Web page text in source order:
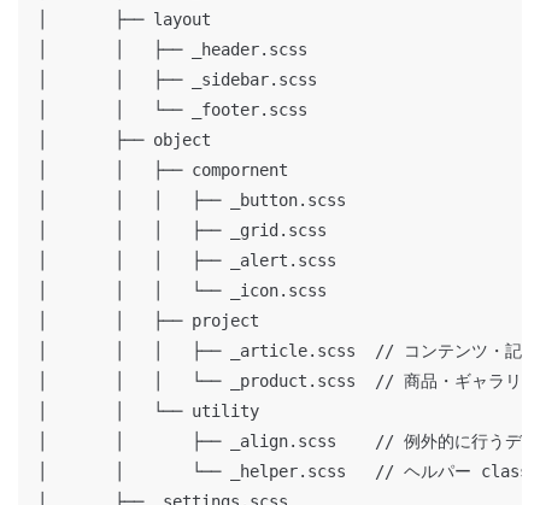
│       ├── layout
│       │   ├── _header.scss
│       │   ├── _sidebar.scss
│       │   └── _footer.scss
│       ├── object
│       │   ├── compornent
│       │   │   ├── _button.scss
│       │   │   ├── _grid.scss
│       │   │   ├── _alert.scss
│       │   │   └── _icon.scss
│       │   ├── project
│       │   │   ├── _article.scss  // コンテンツ・記事
│       │   │   └── _product.scss  // 商品・ギャラリー
│       │   └── utility
│       │       ├── _align.scss    // 例外的に行うデザ
│       │       └── _helper.scss   // ヘルパー class
│       ├── _settings.scss